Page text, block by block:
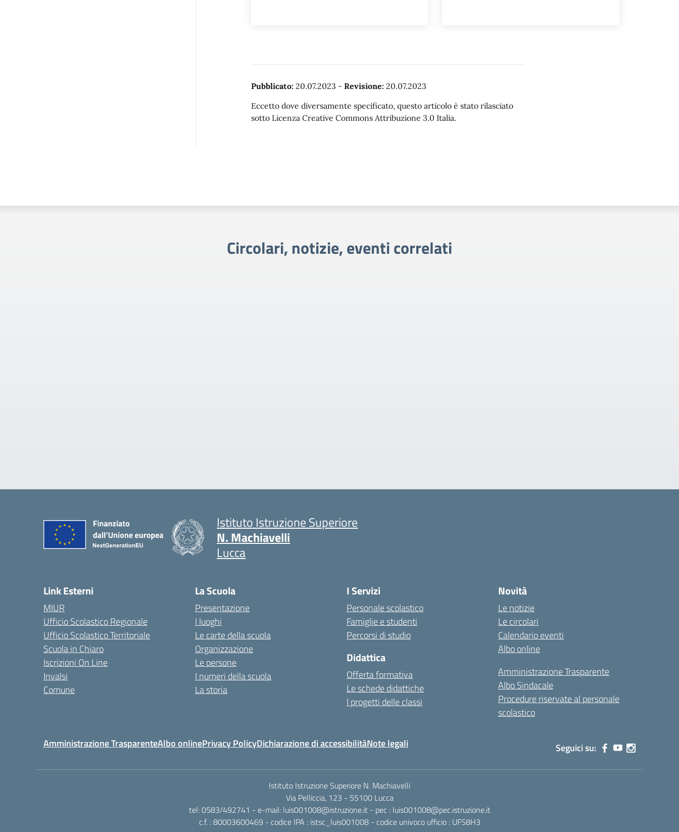
Pubblicato: 20.07.2023 - Revisione: 20.07.2023
Eccetto dove diversamente specificato, questo articolo è stato rilasciato
sotto Licenza Creative Commons Attribuzione 3.0 Italia.
Circolari, notizie, eventi correlati
Istituto Istruzione Superiore
N. Machiavelli
Lucca
Link Esterni
MIUR
Ufficio Scolastico Regionale
Ufficio Scolastico Territoriale
Scuola in Chiaro
Iscrizioni On Line
Invalsi
Comune
La Scuola
Presentazione
I luoghi
Le carte della scuola
Organizzazione
Le persone
I numeri della scuola
La storia
I Servizi
Personale scolastico
Famiglie e studenti
Percorsi di studio
Didattica
Offerta formativa
Le schede didattiche
I progetti delle classi
Novità
Le notizie
Le circolari
Calendario eventi
Albo online
Amministrazione Trasparente
Albo Sindacale
Procedure riservate al personale
scolastico
Amministrazione TrasparenteAlbo onlinePrivacy PolicyDichiarazione di accessibilitàNote legali Seguici su:
Istituto Istruzione Superiore N. Machiavelli
Via Pelliccia, 123 - 55100 Lucca
tel: 0583/492741 - e-mail: luis001008@istruzione.it - pec : luis001008@pec.istruzione.it
c.f. : 80003600469 - codice IPA : istsc_luis001008 - codice univoco ufficio : UFS8H3